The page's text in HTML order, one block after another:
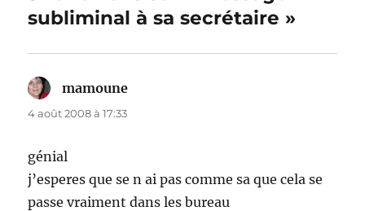
subliminal à sa secrétaire »
mamoune
4 août 2008 à 17:33
génial
j’esperes que se n ai pas comme sa que cela se
passe vraiment dans les bureau